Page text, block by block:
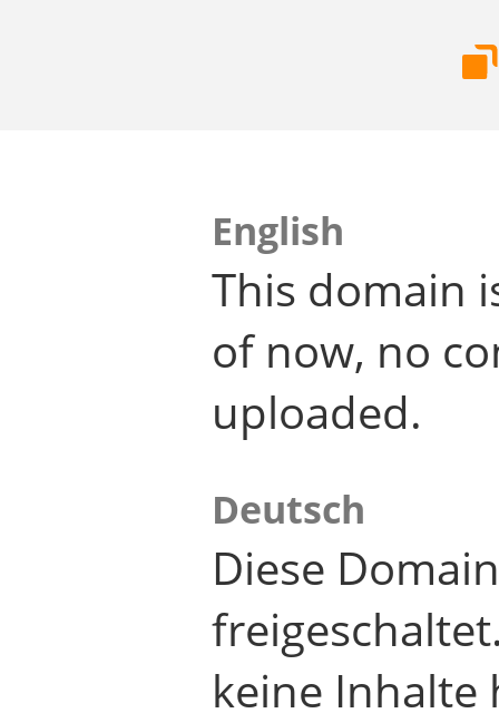
English
This domain
of now, no
uploaded.
Deutsch
Diese
keine Inhalte